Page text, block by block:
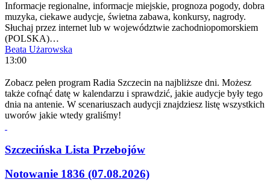
Informacje regionalne, informacje miejskie, prognoza pogody, dobra
muzyka, ciekawe audycje, świetna zabawa, konkursy, nagrody.
Słuchaj przez internet lub w województwie zachodniopomorskiem
(POLSKA)…
Beata Użarowska
13:00
Zobacz pełen program Radia Szczecin na najbliższe dni. Możesz
także cofnąć datę w kalendarzu i sprawdzić, jakie audycje były tego
dnia na antenie. W scenariuszach audycji znajdziesz listę wszystkich
uworów jakie wtedy graliśmy!
Szczecińska Lista Przebojów
Notowanie 1836 (07.08.2026)